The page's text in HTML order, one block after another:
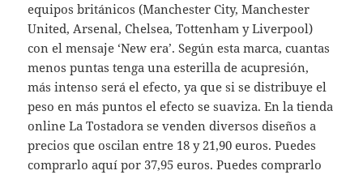
equipos británicos (Manchester City, Manchester
United, Arsenal, Chelsea, Tottenham y Liverpool)
con el mensaje ‘New era’. Según esta marca, cuantas
menos puntas tenga una esterilla de acupresión,
más intenso será el efecto, ya que si se distribuye el
peso en más puntos el efecto se suaviza. En la tienda
online La Tostadora se venden diversos diseños a
precios que oscilan entre 18 y 21,90 euros. Puedes
comprarlo aquí por 37,95 euros. Puedes comprarlo